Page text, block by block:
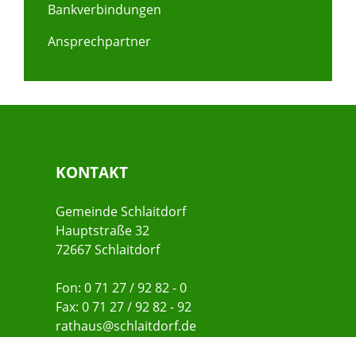
Bankverbindungen
Ansprechpartner
KONTAKT
Gemeinde Schlaitdorf
Hauptstraße 32
72667 Schlaitdorf
Fon: 0 71 27 / 92 82 - 0
Fax: 0 71 27 / 92 82 - 92
rathaus@schlaitdorf.de